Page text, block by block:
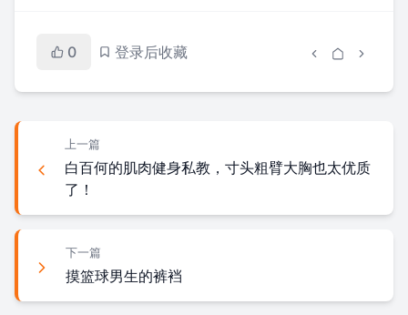
0 登录后收藏
上一篇
白百何的肌肉健身私教，寸头粗臂大胸也太优质
了！
下一篇
摸篮球男生的裤裆